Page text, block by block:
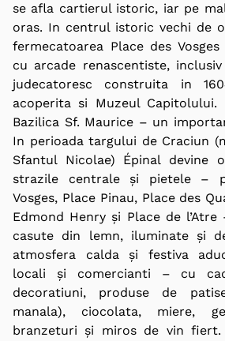
se afla cartierul istoric, iar pe
oras. In centrul istoric vechi de
fermecatoarea Place des
cu arcade renascentiste,
judecatoresc construita in
acoperita si Muzeul Capitolului.
Bazilica Sf. Maurice – un
In perioada targului de Craciun
Sfantul Nicolae) Épinal devine
strazile centrale și pietele –
Vosges, Place Pinau, Place des
Edmond Henry și Place de
casute din lemn, iluminate și
atmosfera calda și festiva
locali și comercianti – cu
decoratiuni, produse de
manala), ciocolata, miere,
branzeturi și miros de vin